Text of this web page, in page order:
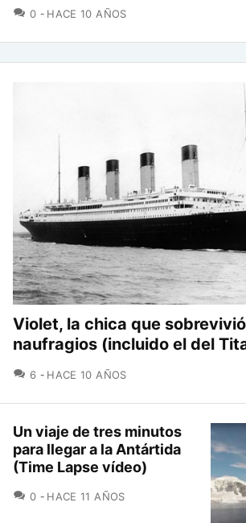
0 COMENTARIOS
HACE 10 AÑOS
Violet, la chica que
naufragios (incluido el del
6 COMENTARIOS
HACE 10 AÑOS
Un viaje de tres minutos
para llegar a la Antártida
(Time Lapse vídeo)
0 COMENTARIOS
HACE 11 AÑOS